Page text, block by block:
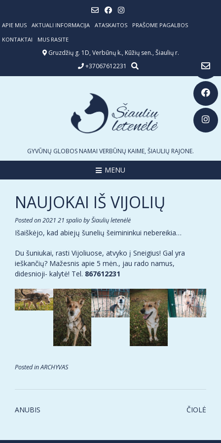
content
APIE MUS AKTUALI INFORMACIJA ATASKAITOS
PRAŠOME PAGALBOS
KONTAKTAI
MUS RASITE
Gruzdžių g. 1D, Verbūnų k., Kūžių sen., Šiaulių r.
+37067612231
GYVŪNŲ GLOBOS NAMAI VERBŪNŲ KAIME, ŠIAULIŲ RAJONE.
MENU
NAUJOKAI IŠ VIJOLIŲ
Posted on2021 21 spaliobyŠiaulių letenėlė
Išaiškėjo, kad abiejų šunelių šeimininkui nebereikia…
Du šuniukai, rasti Vijoliuose, atvyko į Sneigius! Gal yra
ieškančių? Mažesnis apie 5 mėn., jau rado namus,
didesnioji- kalytė! Tel. 867612231
Posted inARCHYVAS
Post
ANUBIS ČIOLĖ